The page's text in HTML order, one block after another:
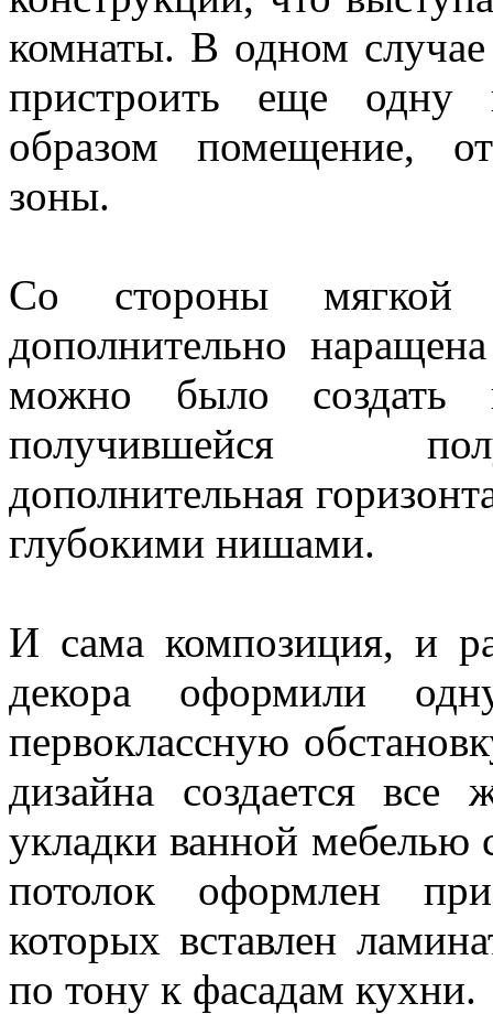
комнаты. В одном
пристроить еще одну
образом помещение,
зоны.
Со стороны мягкой
дополнительно
можно было создать
получившейся
дополнительная
глубокими нишами.
И сама композиция, и
декора оформили
первоклассную
дизайна создается
укладки ванной мебелью
потолок оформлен
которых вставлен
по тону к фасадам кухни.